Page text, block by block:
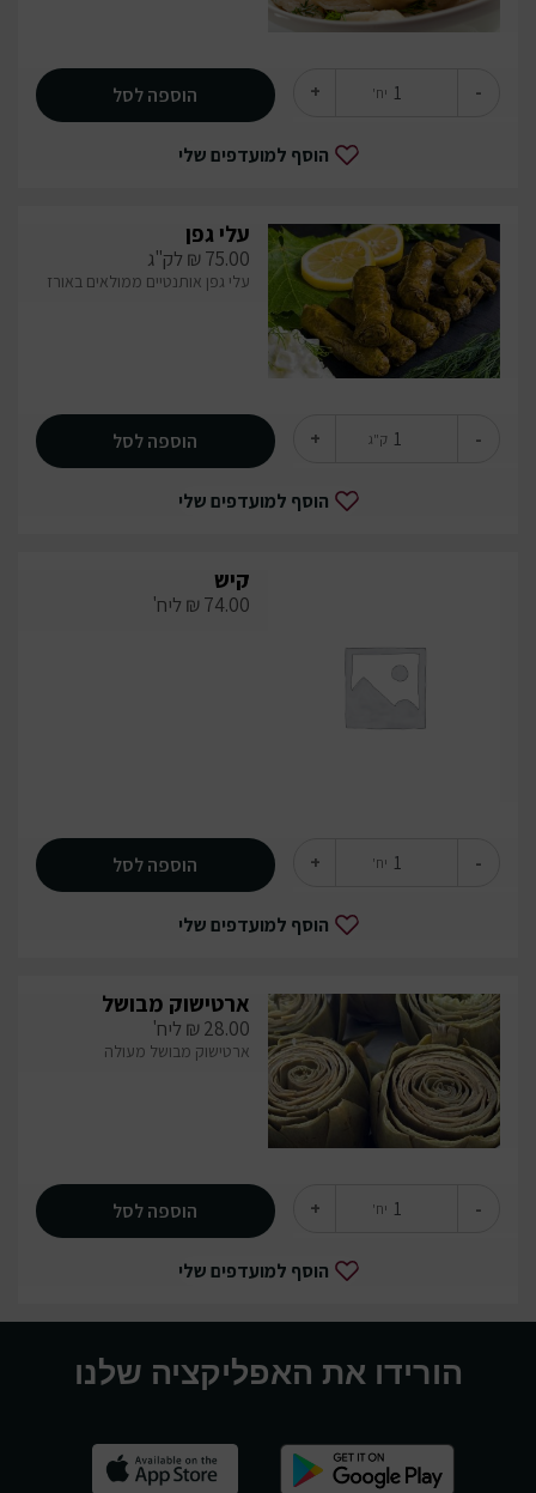
- יח' + הוספה לסל
הוסף למועדפים שלי
עלי גפן
₪75.00 לק"ג
עלי גפן אותנטיים ממולאים באורז
- ק"ג + הוספה לסל
הוסף למועדפים שלי
קיש
₪74.00 ליח'
- יח' + הוספה לסל
הוסף למועדפים שלי
ארטישוק מבושל
₪28.00 ליח'
ארטישוק מבושל מעולה
- יח' + הוספה לסל
הוסף למועדפים שלי
הורידו את האפליקציה שלנו